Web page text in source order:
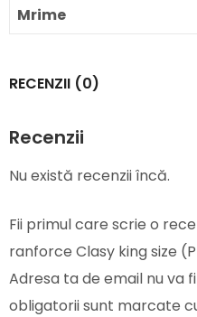
Mrime
RECENZII (0)
Recenzii
Nu există recenzii încă.
Fii primul care scrie o
ranforce Clasy king size
Adresa ta de email nu va
obligatorii sunt marcate